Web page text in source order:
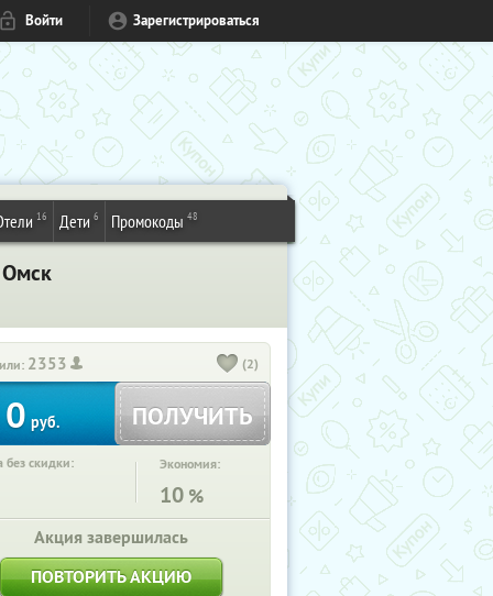
Войти Зарегистрироваться
16 Дети 6 Промокоды 48
Омск
2353 (2)
0 руб. ПОЛУЧИТЬ
без скидки: Экономия:
10 %
Акция завершилась
ПОВТОРИТЬ АКЦИЮ